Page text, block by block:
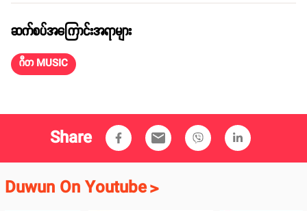
ဆက်စပ်အကြောင်းအရာများ
ဂီတ MUSIC
Share email
Duwun On Youtube>